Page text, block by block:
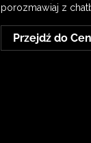
porozmawiaj z
Przejdź do